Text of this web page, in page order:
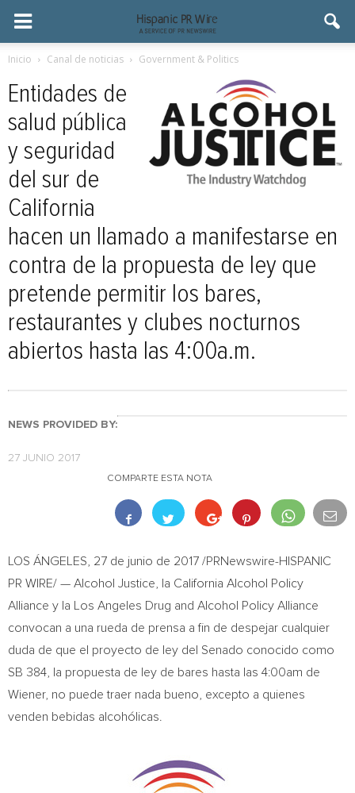
Inicio Canal de noticias Government & Politics
Entidades de
salud pública
y seguridad
del sur de
California
hacen un llamado a manifestarse en
contra de la propuesta de ley que
pretende permitir los bares,
restaurantes y clubes nocturnos
abiertos hasta las 4:00a.m.
NEWS PROVIDED BY:
27 JUNIO 2017
COMPARTE ESTA NOTA
LOS ÁNGELES 27 de junio de 2017 /PRNewswire-HISPANIC
PR WIRE/ — Alcohol Justice, la California Alcohol Policy
Alliance y la Los Angeles Drug and Alcohol Policy Alliance
convocan a una rueda de prensa a fin de despejar cualquier
duda de que el proyecto de ley del Senado conocido como
SB 384, la propuesta de ley de bares hasta las 4:00am de
Wiener, no puede traer nada bueno, excepto a quienes
venden bebidas alcohólicas.